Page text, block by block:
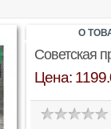
Советская
Цена:
О